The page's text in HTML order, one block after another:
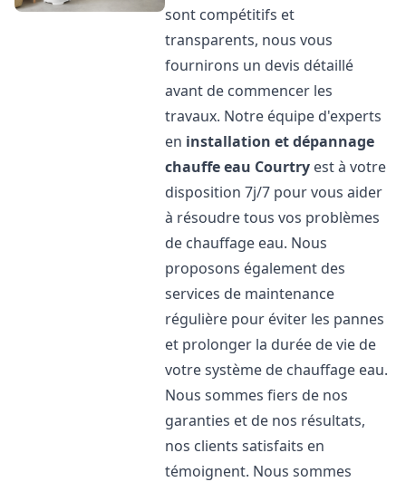
sont compétitifs et
transparents, nous vous
fournirons un devis détaillé
avant de commencer les
travaux. Notre équipe d'experts
en installation et dépannage
chauffe eau Courtry est à votre
disposition 7j/7 pour vous aider
à résoudre tous vos problèmes
de chauffage eau. Nous
proposons également des
services de maintenance
régulière pour éviter les pannes
et prolonger la durée de vie de
votre système de chauffage eau.
Nous sommes fiers de nos
garanties et de nos résultats,
nos clients satisfaits en
témoignent. Nous sommes